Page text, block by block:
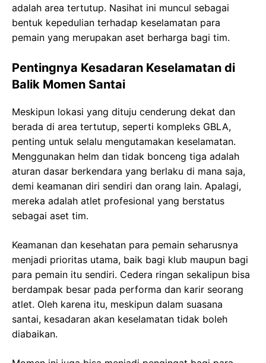
adalah area tertutup. Nasihat ini muncul sebagai
bentuk kepedulian terhadap keselamatan para
pemain yang merupakan aset berharga bagi tim.
Pentingnya Kesadaran Keselamatan di
Balik Momen Santai
Meskipun lokasi yang dituju cenderung dekat dan
berada di area tertutup, seperti kompleks GBLA,
penting untuk selalu mengutamakan keselamatan.
Menggunakan helm dan tidak bonceng tiga adalah
aturan dasar berkendara yang berlaku di mana saja,
demi keamanan diri sendiri dan orang lain. Apalagi,
mereka adalah atlet profesional yang berstatus
sebagai aset tim.
Keamanan dan kesehatan para pemain seharusnya
menjadi prioritas utama, baik bagi klub maupun bagi
para pemain itu sendiri. Cedera ringan sekalipun bisa
berdampak besar pada performa dan karir seorang
atlet. Oleh karena itu, meskipun dalam suasana
santai, kesadaran akan keselamatan tidak boleh
diabaikan.